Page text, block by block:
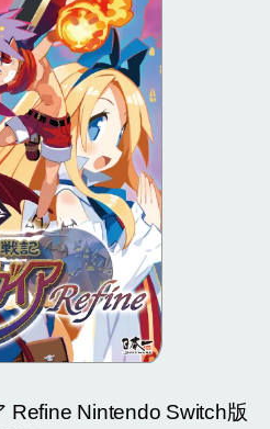
Refine Nintendo Switch版